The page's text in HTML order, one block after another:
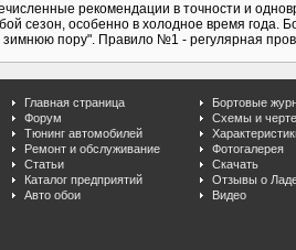
рекомендации в точности и
сезон, особенно в холодное время года.
зимнюю пору". Правило №1 - регулярная
Главная страница
Форум
Тюнинг автомобилей
Ремонт и обслуживание
Статьи
Каталог предприятий
Авто обои
Бортовые
Схемы и
Фотогалерея
Скачать
Отзывы о
Видео